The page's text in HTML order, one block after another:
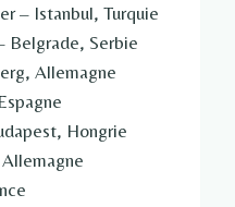
– Istanbul, Turquie
Belgrade, Serbie
Allemagne
Hongrie